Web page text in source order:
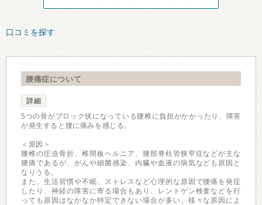
口コミを探す
腰痛症について
詳細
5つの骨がブロック状になっている腰椎に負担がかかったり、障害
が発生すると腰に痛みを感じる。
＜原因＞
腰椎の圧迫骨折、椎間板ヘルニア、腰部脊柱管狭窄症などが主な
腰痛であるが、がんや細菌感染、内臓や血液の病気なども原因と
なりうる。
また、生活習慣や不眠、ストレスなど心理的な原因で腰痛を発症
したり、神経の障害に寄る場合もあり、レントゲン検査などを行
っても原因はなかなか特定できない場合が多い。様々な原因によ